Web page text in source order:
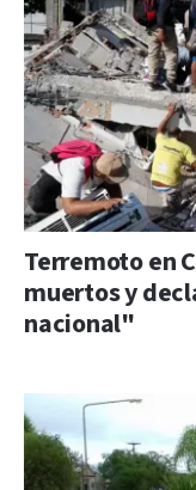
Terremoto en
muertos y
nacional"